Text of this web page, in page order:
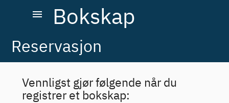
menu Bokskap
Reservasjon
Vennligst gjør følgende når du
registrer et bokskap: